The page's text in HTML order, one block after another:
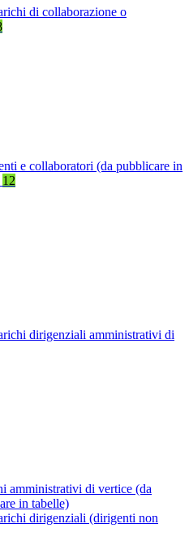
di collaborazione o
e collaboratori (da pubblicare in
12
dirigenziali amministrativi di
amministrativi di vertice (da
in tabelle)
dirigenziali (dirigenti non